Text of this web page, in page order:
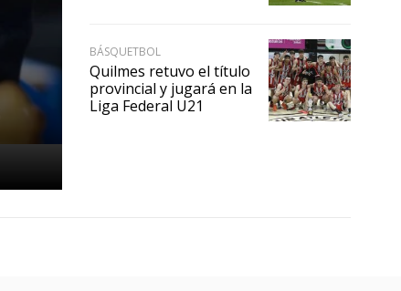
BÁSQUETBOL
Quilmes retuvo el título
provincial y jugará en la
Liga Federal U21